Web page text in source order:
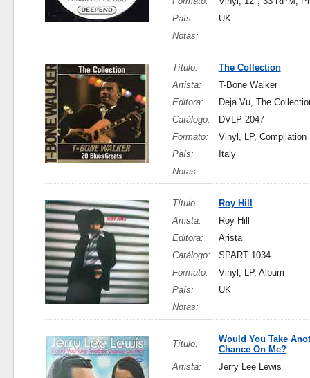
País:
UK
Notas:
Título:
The Collection
Artista:
T-Bone Walker
Editora:
Deja Vu, The
Catálogo:
DVLP 2047
Formato:
Vinyl, LP, Compilation
País:
Italy
Notas:
Título:
Roy Hill
Artista:
Roy Hill
Editora:
Arista
Catálogo:
SPART 1034
Formato:
Vinyl, LP, Album
País:
UK
Notas:
Título:
Would You Take
Chance On Me?
Artista:
Jerry Lee Lewis